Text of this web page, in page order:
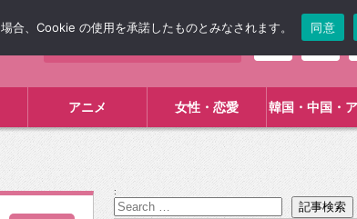
アニメ 女性・恋愛 韓国・中国・
:
合、Cookie の使用を承諾したものとみなされます。 同意